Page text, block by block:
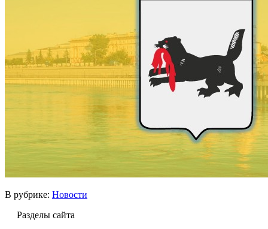
В рубрике: Новости
Разделы сайта